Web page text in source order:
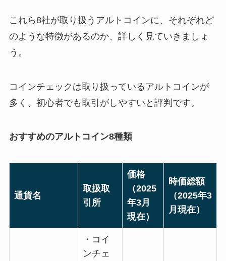
これら8社が取り扱うアルトコインに、それぞれど
のような特徴があるのか、詳しく見ていきましょ
う。
コインチェックは取り扱っているアルトコインが
多く、初心者でも取引がしやすいと評判です。
おすすめのアルトコイン8種類
通貨名
取扱取
引所
価格
（2025
年3月
現在）
時価総額
（2025年3
月現在）
・コイ
ンチェ